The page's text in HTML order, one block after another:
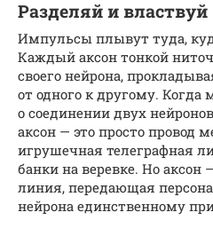
Разделяй и властвуй
Импульсы плывут туда,
Каждый аксон тонкой
своего нейрона,
от одного к другому. Когда
о соединении двух
аксон — это просто провод
игрушечная телеграфная
банки на веревке. Но аксон
линия, передающая
нейрона единственному